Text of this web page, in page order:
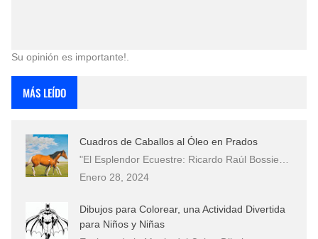
Su opinión es importante!.
MÁS LEÍDO
Cuadros de Caballos al Óleo en Prados
"El Esplendor Ecuestre: Ricardo Raúl Bossie…
Enero 28, 2024
Dibujos para Colorear, una Actividad Divertida
para Niños y Niñas